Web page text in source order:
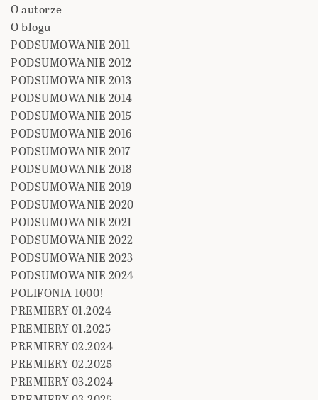
O autorze
O blogu
PODSUMOWANIE 2011
PODSUMOWANIE 2012
PODSUMOWANIE 2013
PODSUMOWANIE 2014
PODSUMOWANIE 2015
PODSUMOWANIE 2016
PODSUMOWANIE 2017
PODSUMOWANIE 2018
PODSUMOWANIE 2019
PODSUMOWANIE 2020
PODSUMOWANIE 2021
PODSUMOWANIE 2022
PODSUMOWANIE 2023
PODSUMOWANIE 2024
POLIFONIA 1000!
PREMIERY 01.2024
PREMIERY 01.2025
PREMIERY 02.2024
PREMIERY 02.2025
PREMIERY 03.2024